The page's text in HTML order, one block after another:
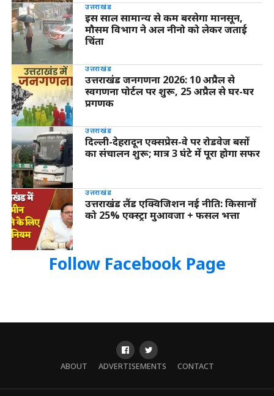
उत्तराखंड
इस साल सामान्य से कम बरसेगा मानसून,
मौसम विभाग ने अल नीनो को लेकर जताई
चिंता
उत्तराखंड
उत्तराखंड जनगणना 2026: 10 अप्रैल से
स्वगणना पोर्टल पर शुरू, 25 अप्रैल से घर-घर
प्रगणक
उत्तराखंड
दिल्ली-देहरादून एक्सप्रेस-वे पर रोडवेज बसों
का संचालन शुरू; मात्र 3 घंटे में पूरा होगा सफर
उत्तराखंड
उत्तराखंड लैंड एक्विजिशन नई नीति: किसानों
को 25% एक्स्ट्रा मुआवजा + फसल भत्ता
Follow Facebook Page
ABOUT ADVERTISEMENTS CONTACT